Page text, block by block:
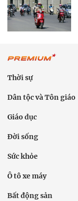
Thời sự
Dân tộc và Tôn giáo
Giáo dục
Đời sống
Sức khỏe
Ô tô xe máy
Bất động sản